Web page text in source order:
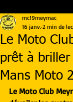
Le Moto
prêt à
Mans Moto
mc19meymac
16 janv. 2 min de
Le Moto Club